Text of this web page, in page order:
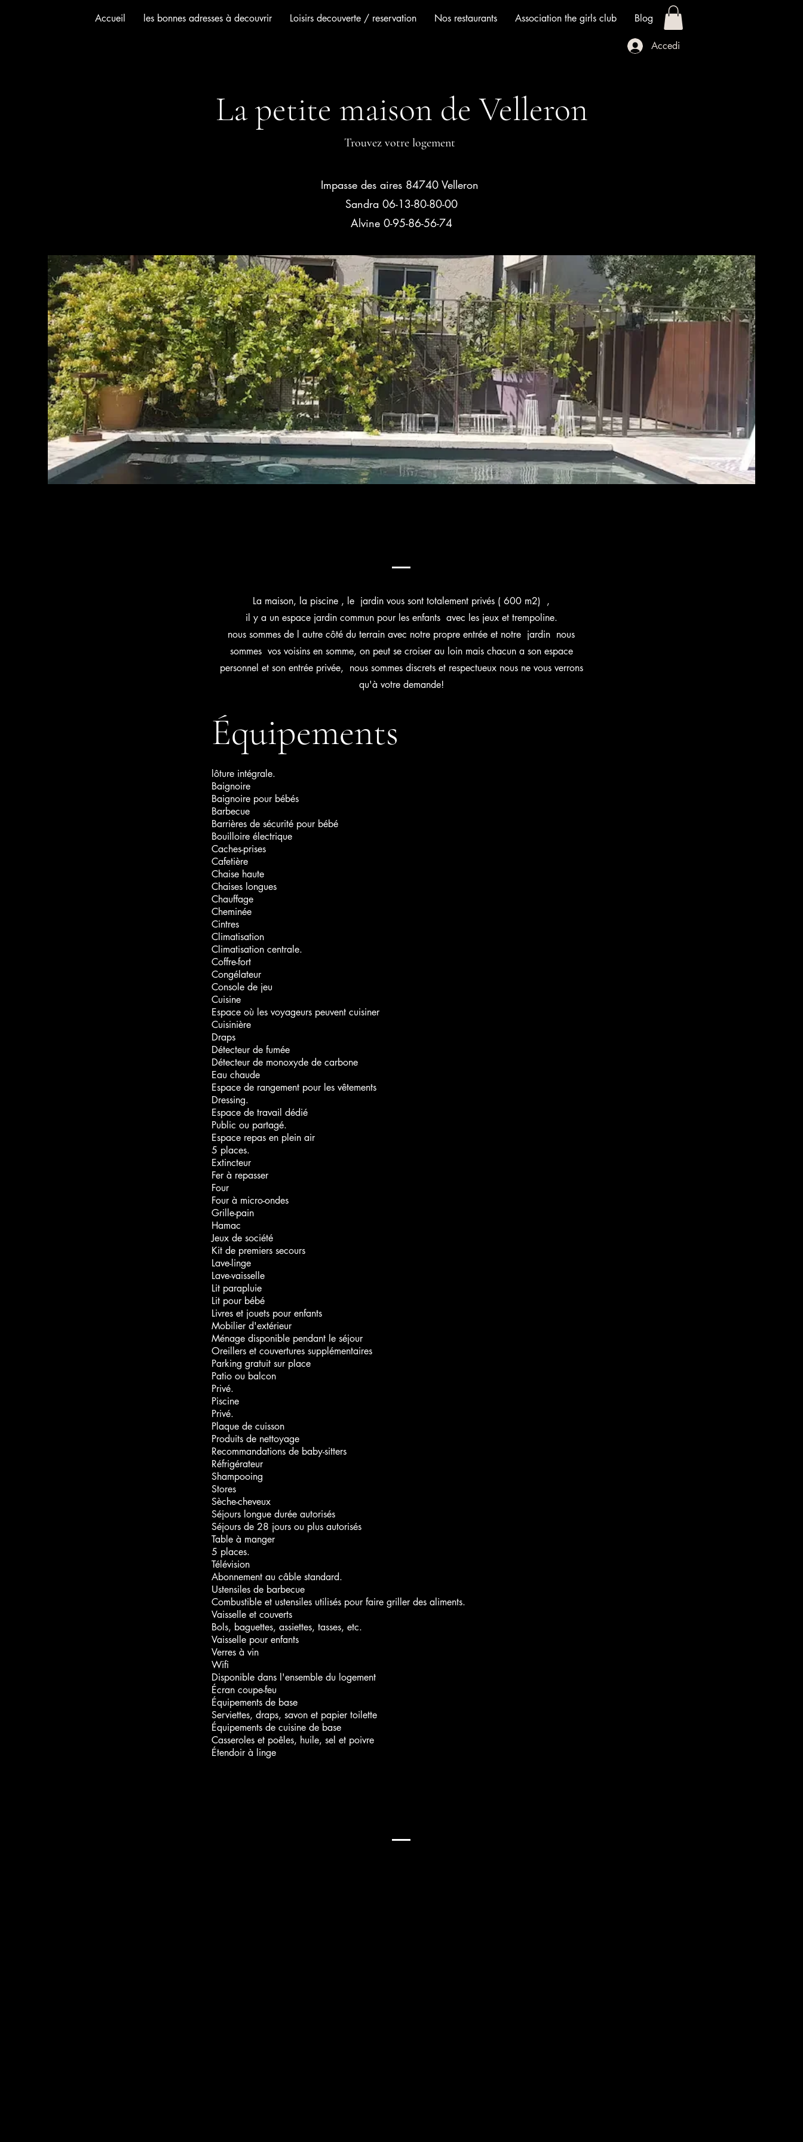
Accueil les bonnes adresses à decouvrir Loisirs decouverte / reservation Nos restaurants Association the girls club Blog
Accedi
La petite maison de Velleron
Trouvez votre logement
Impasse des aires 84740 Velleron
Sandra 06-13-80-80-00
Alvine 0-95-86-56-74
La maison, la piscine , le jardin vous sont totalement privés ( 600 m2) ,
il y a un espace jardin commun pour les enfants avec les jeux et trempoline.
nous sommes de l autre côté du terrain avec notre propre entrée et notre jardin nous
sommes vos voisins en somme, on peut se croiser au loin mais chacun a son espace
personnel et son entrée privée, nous sommes discrets et respectueux nous ne vous verrons
qu'à votre demande!
Équipements
lôture intégrale.
Baignoire
Baignoire pour bébés
Barbecue
Barrières de sécurité pour bébé
Bouilloire électrique
Caches-prises
Cafetière
Chaise haute
Chaises longues
Chauffage
Cheminée
Cintres
Climatisation
Climatisation centrale.
Coffre-fort
Congélateur
Console de jeu
Cuisine
Espace où les voyageurs peuvent cuisiner
Cuisinière
Draps
Détecteur de fumée
Détecteur de monoxyde de carbone
Eau chaude
Espace de rangement pour les vêtements
Dressing.
Espace de travail dédié
Public ou partagé.
Espace repas en plein air
5 places.
Extincteur
Fer à repasser
Four
Four à micro-ondes
Grille-pain
Hamac
Jeux de société
Kit de premiers secours
Lave-linge
Lave-vaisselle
Lit parapluie
Lit pour bébé
Livres et jouets pour enfants
Mobilier d'extérieur
Ménage disponible pendant le séjour
Oreillers et couvertures supplémentaires
Parking gratuit sur place
Patio ou balcon
Privé.
Piscine
Privé.
Plaque de cuisson
Produits de nettoyage
Recommandations de baby-sitters
Réfrigérateur
Shampooing
Stores
Sèche-cheveux
Séjours longue durée autorisés
Séjours de 28 jours ou plus autorisés
Table à manger
5 places.
Télévision
Abonnement au câble standard.
Ustensiles de barbecue
Combustible et ustensiles utilisés pour faire griller des aliments.
Vaisselle et couverts
Bols, baguettes, assiettes, tasses, etc.
Vaisselle pour enfants
Verres à vin
Wifi
Disponible dans l'ensemble du logement
Écran coupe-feu
Équipements de base
Serviettes, draps, savon et papier toilette
Équipements de cuisine de base
Casseroles et poêles, huile, sel et poivre
Étendoir à linge